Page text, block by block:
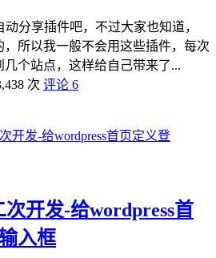
动分享插件吧，不过大家也知道，
所以我一般不会用这些插件，每次
个站点，这样给自己带来了...
次 评论 6
开发-给wordpress首
入框